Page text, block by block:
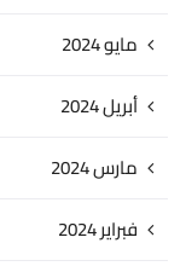
مايو 2024
أبريل 2024
مارس 2024
فبراير 2024